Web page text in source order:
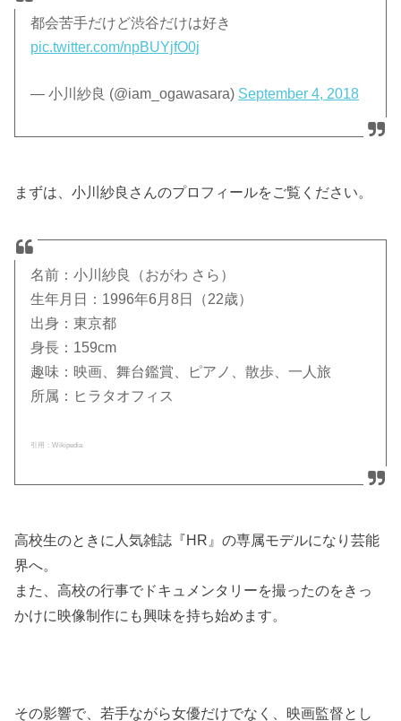
都会苦手だけど渋谷だけは好き
pic.twitter.com/npBUYjfO0j
— 小川紗良 (@iam_ogawasara) September 4, 2018
まずは、小川紗良さんのプロフィールをご覧ください。
名前：小川紗良（おがわ さら）
生年月日：1996年6月8日（22歳）
出身：東京都
身長：159cm
趣味：映画、舞台鑑賞、ピアノ、散歩、一人旅
所属：ヒラタオフィス
引用：Wikipedia
高校生のときに人気雑誌『HR』の専属モデルになり芸能
界へ。
また、高校の行事でドキュメンタリーを撮ったのをきっ
かけに映像制作にも興味を持ち始めます。
その影響で、若手ながら女優だけでなく、映画監督とし